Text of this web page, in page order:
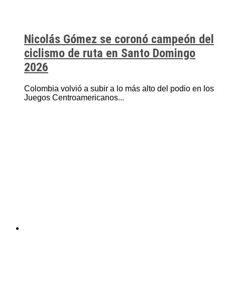
Nicolás Gómez se coronó campeón del
ciclismo de ruta en Santo Domingo
2026
Colombia volvió a subir a lo más alto del podio en los
Juegos Centroamericanos...